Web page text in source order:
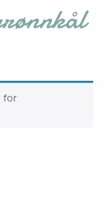
for